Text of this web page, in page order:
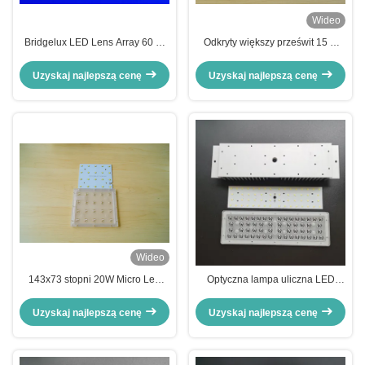
Bridgelux LED Lens Array 60 W
ulicznego LED, ROHS
Uzyskaj najlepszą cenę
Wideo
Odkryty większy prześwit 15 w
dla Street Lamp
Uzyskaj najlepszą cenę
Wideo
143x73 stopni 20W Micro Led
Moduł z płytką PCB
Uzyskaj najlepszą cenę
Optyczna lampa uliczna LED
diodowej lampy drogowej
Uzyskaj najlepszą cenę